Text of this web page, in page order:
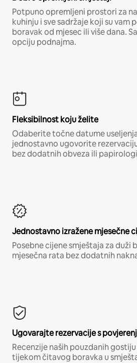
Potpuno opremljeni prostori za
kuhinju i sve sadržaje koji su vam
boravak od mjesec ili više dana.
opciju podnajma.
Fleksibilnost koju želite
Odaberite točne datume
jednostavno ugovorite
bez dodatnih obveza ili
Jednostavno izražene mjesečne
Posebne cijene smještaja za duži
mjesečna rata bez dodatnih
Ugovarajte rezervacije s
Recenzije naših pouzdanih
tijekom čitavog boravka u